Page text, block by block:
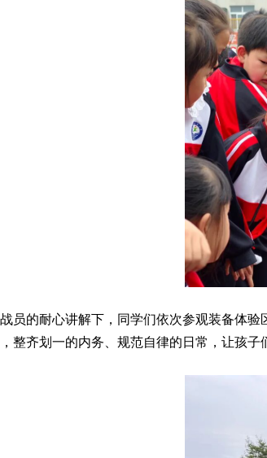
员的耐心讲解下，同学们依次参观装备体
整齐划一的内务、规范自律的日常，让孩